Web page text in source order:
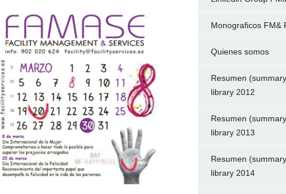
Monograficos FM&
Quienes somos
Resumen
library 2012
Resumen
library 2013
Resumen
library 2014